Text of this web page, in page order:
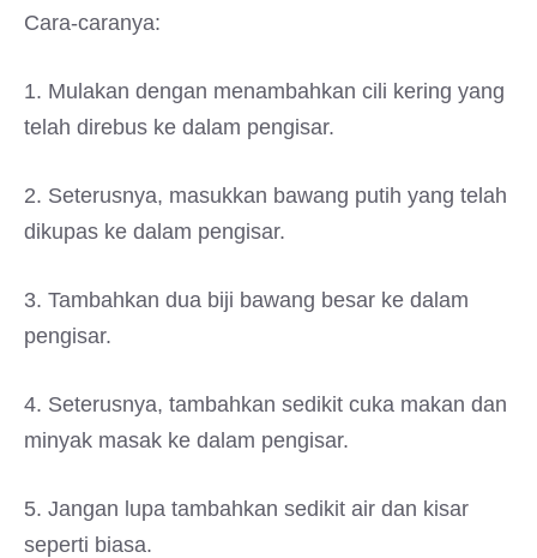
Cara-caranya:
1. Mulakan dengan menambahkan cili kering yang
telah direbus ke dalam pengisar.
2. Seterusnya, masukkan bawang putih yang telah
dikupas ke dalam pengisar.
3. Tambahkan dua biji bawang besar ke dalam
pengisar.
4. Seterusnya, tambahkan sedikit cuka makan dan
minyak masak ke dalam pengisar.
5. Jangan lupa tambahkan sedikit air dan kisar
seperti biasa.